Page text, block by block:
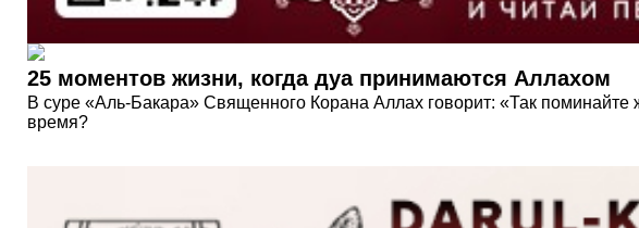
25 моментов жизни, когда дуа принимаются Аллахом
В суре «Аль-Бакара» Священного Корана Аллах говорит: «Так
время?